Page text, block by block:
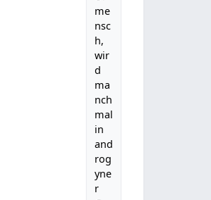
me
nsc
h,
wir
d
ma
nch
mal
in
and
rog
yne
r